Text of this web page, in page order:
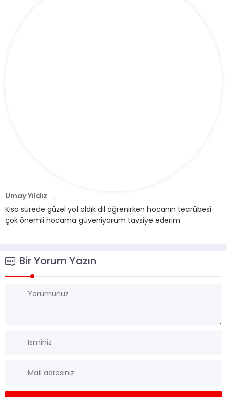
Umay Yıldız ,
Kısa sürede güzel yol aldık dil öğrenirken hocanın tecrübesi
çok önemli hocama güveniyorum tavsiye ederim
Bir Yorum Yazın